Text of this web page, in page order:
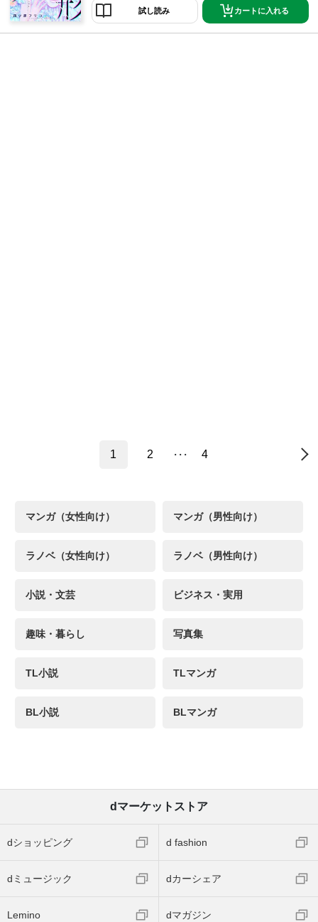
という理由でイジられみじめに過ごしていた。だけど
仕方ない。ブスは人生終わってるから――…。そんな
試し読み カートに入れる
1 2 ・・・ 4 →
マンガ（女性向け） マンガ（男性向け）
ラノベ（女性向け） ラノベ（男性向け）
小説・文芸 ビジネス・実用
趣味・暮らし 写真集
TL小説 TLマンガ
BL小説 BLマンガ
dマーケットストア
dショッピング d fashion
dミュージック dカーシェア
Lemino dマガジン